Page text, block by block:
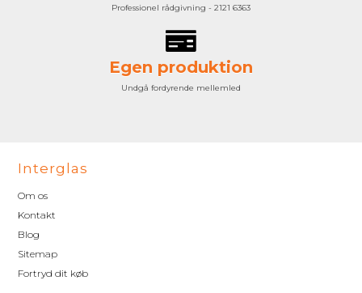
Professionel rådgivning - 2121 6363
Egen produktion
Undgå fordyrende mellemled
Interglas
Om os
Kontakt
Blog
Sitemap
Fortryd dit køb